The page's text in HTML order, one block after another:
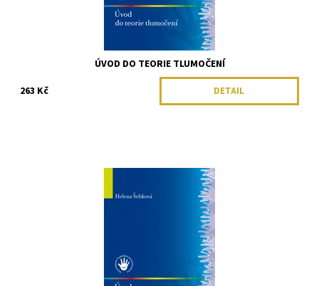
ÚVOD DO TEORIE TLUMOČENÍ
263 Kč
DETAIL